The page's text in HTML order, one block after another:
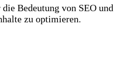
Bedeutung von SEO und
zu optimieren.